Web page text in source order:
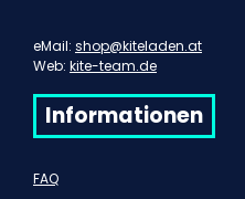
eMail: shop@kiteladen.at
Web: kite-team.de
Informationen
FAQ